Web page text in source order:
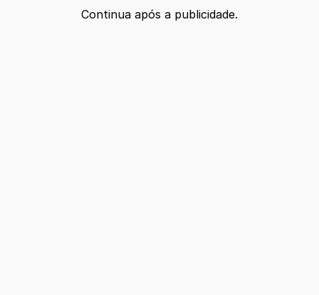
Continua após a publicidade.